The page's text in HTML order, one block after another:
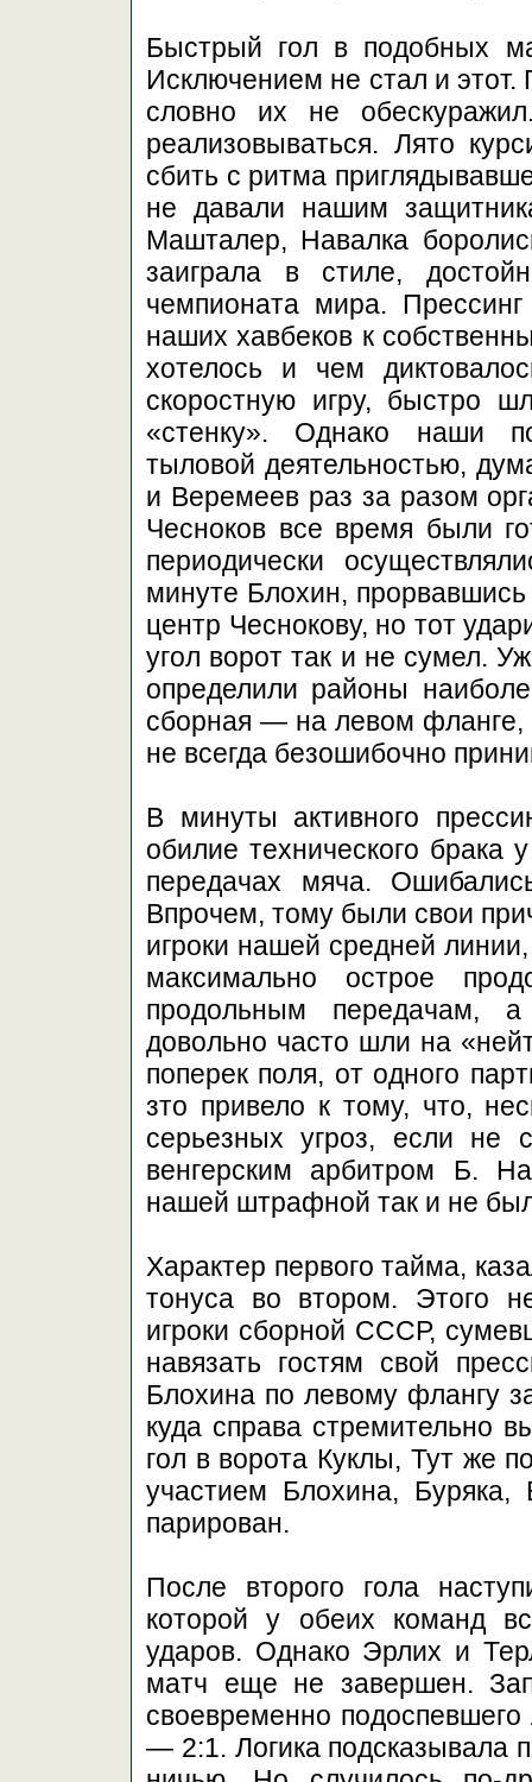
Быстрый гол в подобных
Исключением не стал и этот.
словно их не
реализовываться. Лято
сбить с ритма
не давали нашим
Машталер, Навалка
заиграла в стиле,
чемпионата мира. Прессинг
наших хавбеков к
хотелось и чем
скоростную игру, быстро
«стенку». Однако наши
тыловой деятельностью,
и Веремеев раз за разом
Чесноков все время были
периодически
минуте Блохин,
центр Чеснокову, но тот
угол ворот так и не сумел.
определили районы
сборная — на левом фланге,
не всегда безошибочно
В минуты активного
обилие технического брака
передачах мяча.
Впрочем, тому были свои
игроки нашей средней
максимально острое
продольным передачам,
довольно часто шли на
поперек поля, от одного
зто привело к тому, что,
серьезных угроз, если не
венгерским арбитром Б.
нашей штрафной так и не
Характер первого тайма,
тонуса во втором. Этого
игроки сборной СССР,
навязать гостям свой
Блохина по левому флангу
куда справа стремительно
гол в ворота Куклы, Тут же
участием Блохина,
парирован.
После второго гола
которой у обеих команд
ударов. Однако Эрлих и
матч еще не завершен.
своевременно
— 2:1. Логика подсказывала